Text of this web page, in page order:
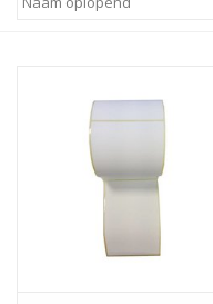
Industrie
Verzend-etiketten